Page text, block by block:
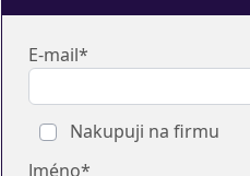
E-mail*
Nakupuji na firmu
Jméno*